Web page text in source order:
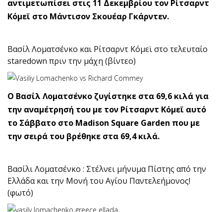
αντιμετωπίσει στις 11 Δεκεμβρίου τον Ρίτσαρντ
Κόμεϊ στο Μάντισον Σκουέαρ Γκάρντεν.
Βασίλ Λοματσένκο και Ρίτσαρντ Κόμεϊ στο τελευταίο
staredown πριν την μάχη (βίντεο)
Ο Βασίλ Λοματσένκο ζυγίστηκε στα 69,6 κιλά για
την αναμέτρησή του με τον Ρίτσαρντ Κόμεϊ αυτό
το Σάββατο στο Madison Square Garden που με
την σειρά του βρέθηκε στα 69,4 κιλά.
Βασίλι Λοματσένκο : Στέλνει μήνυμα Πίστης από την
Ελλάδα και την Μονή του Αγίου Παντελεήμονος!
(φωτό)